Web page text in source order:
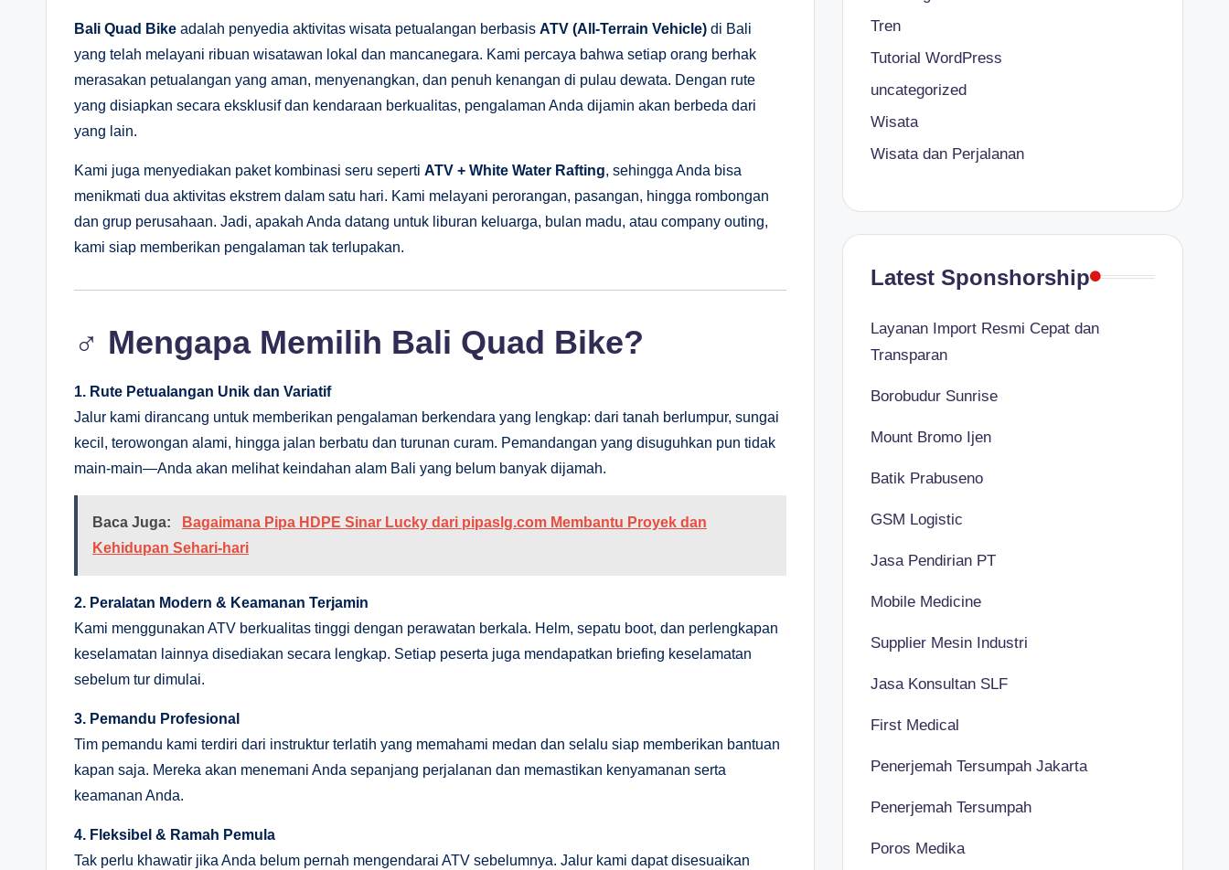
Bali Quad Bike adalah penyedia aktivitas wisata petualangan berbasis ATV (All-Terrain Vehicle) di Bali
yang telah melayani ribuan wisatawan lokal dan mancanegara. Kami percaya bahwa setiap orang berhak
merasakan petualangan yang aman, menyenangkan, dan penuh kenangan di pulau dewata. Dengan rute
yang disiapkan secara eksklusif dan kendaraan berkualitas, pengalaman Anda dijamin akan berbeda dari
yang lain.
Kami juga menyediakan paket kombinasi seru seperti ATV + White Water Rafting, sehingga Anda bisa
menikmati dua aktivitas ekstrem dalam satu hari. Kami melayani perorangan, pasangan, hingga rombongan
dan grup perusahaan. Jadi, apakah Anda datang untuk liburan keluarga, bulan madu, atau company outing,
kami siap memberikan pengalaman tak terlupakan.
‍♂️ Mengapa Memilih Bali Quad Bike?
1. Rute Petualangan Unik dan Variatif
Jalur kami dirancang untuk memberikan pengalaman berkendara yang lengkap: dari tanah berlumpur, sungai
kecil, terowongan alami, hingga jalan berbatu dan turunan curam. Pemandangan yang disuguhkan pun tidak
main-main—Anda akan melihat keindahan alam Bali yang belum banyak dijamah.
Baca Juga:
Bagaimana Pipa HDPE Sinar Lucky dari pipaslg.com Membantu Proyek dan
Kehidupan Sehari-hari
2. Peralatan Modern & Keamanan Terjamin
Kami menggunakan ATV berkualitas tinggi dengan perawatan berkala. Helm, sepatu boot, dan perlengkapan
keselamatan lainnya disediakan secara lengkap. Setiap peserta juga mendapatkan briefing keselamatan
sebelum tur dimulai.
3. Pemandu Profesional
Tim pemandu kami terdiri dari instruktur terlatih yang memahami medan dan selalu siap memberikan bantuan
kapan saja. Mereka akan menemani Anda sepanjang perjalanan dan memastikan kenyamanan serta
keamanan Anda.
4. Fleksibel & Ramah Pemula
Tak perlu khawatir jika Anda belum pernah mengendarai ATV sebelumnya. Jalur kami dapat disesuaikan
Tren
Tutorial WordPress
uncategorized
Wisata
Wisata dan Perjalanan
Latest Sponshorship
Layanan Import Resmi Cepat dan
Transparan
Borobudur Sunrise
Mount Bromo Ijen
Batik Prabuseno
GSM Logistic
Jasa Pendirian PT
Mobile Medicine
Supplier Mesin Industri
Jasa Konsultan SLF
First Medical
Penerjemah Tersumpah Jakarta
Penerjemah Tersumpah
Poros Medika